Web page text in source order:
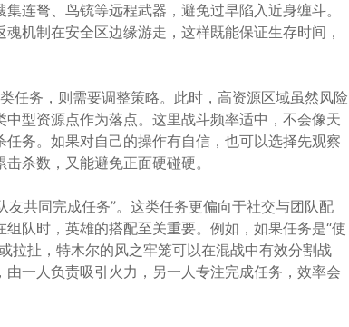
连弩、鸟铳等远程武器，避免过早陷入近身缠斗。
机制在安全区边缘游走，这样既能保证生存时间，
任务，则需要调整策略。此时，高资源区域虽然风险
型资源点作为落点。这里战斗频率适中，不会像天
务。如果对自己的操作有自信，也可以选择先观察
杀数，又能避免正面硬碰硬。
友共同完成任务”。这类任务更偏向于社交与团队配
队时，英雄的搭配至关重要。例如，如果任务是“使
拉扯，特木尔的风之牢笼可以在混战中有效分割战
一人负责吸引火力，另一人专注完成任务，效率会